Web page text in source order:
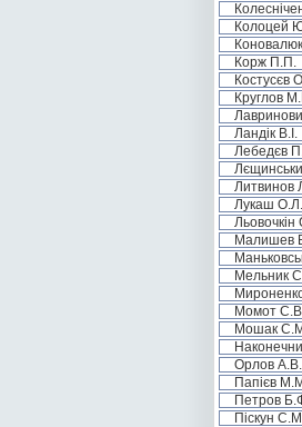
Колоцей
Корж П.П.
Костусєв
Круглов
Ландік В.І.
Лебедєв
Литвинов
Лукаш О.Л.
Льовочкін
Малишев
Мельник
Момот
Мошак
Орлов А.В.
Папієв
Петров
Піскун